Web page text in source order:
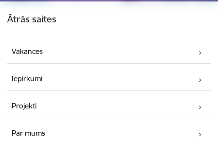
Kājene
Ātrās saites
Vakances
Iepirkumi
Projekti
Par mums